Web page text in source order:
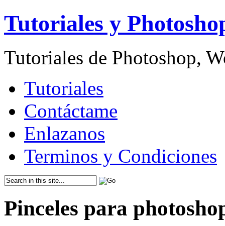
Tutoriales y
Tutoriales de Photoshop,
Tutoriales
Contáctame
Enlazanos
Terminos y Condiciones
Pinceles para